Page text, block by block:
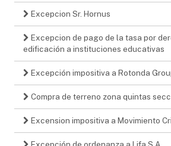
Excepcion Sr. Hornus
Excepcion de pago de la tasa por
edificación a instituciones educativas
Excepción impositiva a Rotonda
Compra de terreno zona quintas
Excension impositiva a Movimiento
Excepción de ordenanza a Lifa S.A.